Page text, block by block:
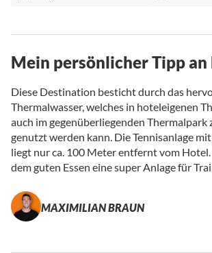
Mein persönlicher Tipp an
Diese Destination besticht durch das
Thermalwasser, welches in hoteleigenen
auch im gegenüberliegenden Thermalpark
genutzt werden kann. Die Tennisanlage
liegt nur ca. 100 Meter entfernt vom
dem guten Essen eine super Anlage für
MAXIMILIAN BRAUN